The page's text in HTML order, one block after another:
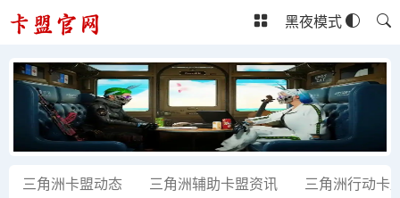
黑夜模式
三角洲卡盟动态 三角洲辅助卡盟资讯 三角洲行动卡